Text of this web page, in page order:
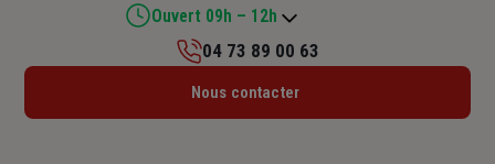
Ouvert 09h – 12h
Lundi : Fermé
04 73 89 00 63
Nous contacter